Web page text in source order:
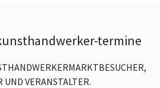
termine
UND VERANSTALTER.